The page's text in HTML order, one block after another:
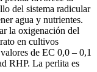
del sistema radicular
agua y nutrientes.
la oxigenación del
en cultivos
de EC 0,0 – 0,1
RHP. La perlita es